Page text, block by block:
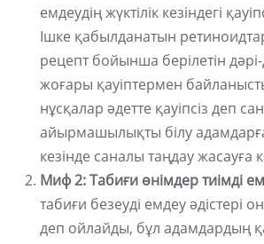
емдеудің жүктілік кезіндегі
Ішке қабылданатын
рецепт бойынша берілетін
жоғары қауіптермен
нұсқалар әдетте қауіпсіз деп
айырмашылықты білу адамдарға
кезінде саналы таңдау жасауға
Миф 2: Табиғи өнімдер тиімді
табиғи безеуді емдеу әдістері
деп ойлайды, бұл адамдардың